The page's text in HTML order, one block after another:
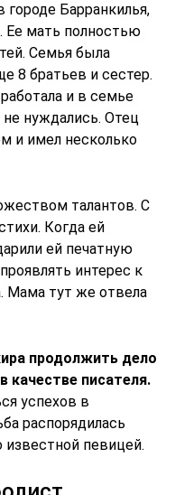
Барранкилья,
Ее мать полностью
Семья была
8 братьев и сестер.
и в семье
нуждались. Отец
и имел несколько
талантов. С
Когда ей
ей печатную
интерес к
Мама тут же отвела
продолжить дело
качестве писателя.
успехов в
распорядилась
певицей.